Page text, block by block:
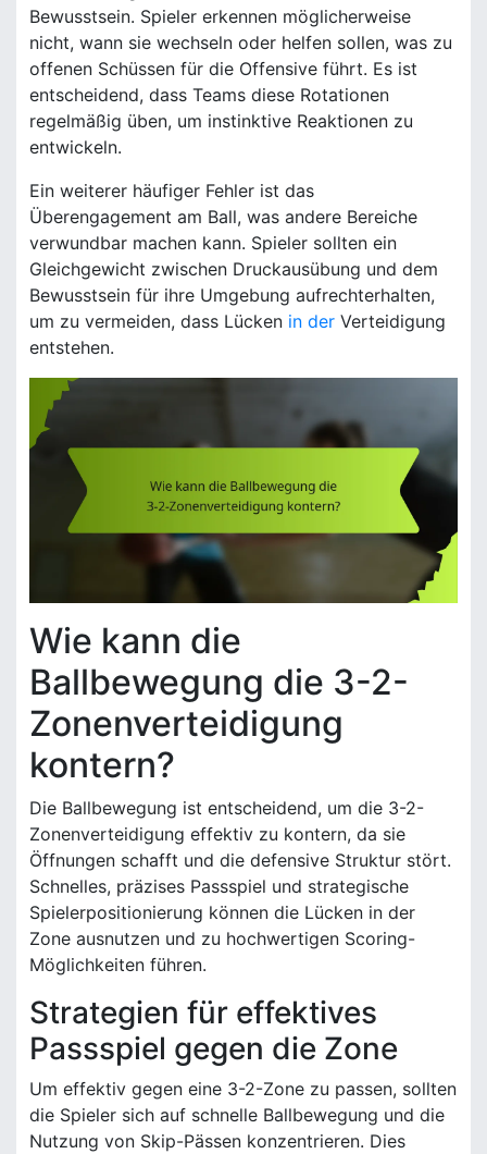
Bewusstsein. Spieler erkennen möglicherweise
nicht, wann sie wechseln oder helfen sollen, was zu
offenen Schüssen für die Offensive führt. Es ist
entscheidend, dass Teams diese Rotationen
regelmäßig üben, um instinktive Reaktionen zu
entwickeln.
Ein weiterer häufiger Fehler ist das
Überengagement am Ball, was andere Bereiche
verwundbar machen kann. Spieler sollten ein
Gleichgewicht zwischen Druckausübung und dem
Bewusstsein für ihre Umgebung aufrechterhalten,
um zu vermeiden, dass Lücken in der Verteidigung
entstehen.
Wie kann die
Ballbewegung die 3-2-
Zonenverteidigung
kontern?
Die Ballbewegung ist entscheidend, um die 3-2-
Zonenverteidigung effektiv zu kontern, da sie
Öffnungen schafft und die defensive Struktur stört.
Schnelles, präzises Passspiel und strategische
Spielerpositionierung können die Lücken in der
Zone ausnutzen und zu hochwertigen Scoring-
Möglichkeiten führen.
Strategien für effektives
Passspiel gegen die Zone
Um effektiv gegen eine 3-2-Zone zu passen, sollten
die Spieler sich auf schnelle Ballbewegung und die
Nutzung von Skip-Pässen konzentrieren. Dies